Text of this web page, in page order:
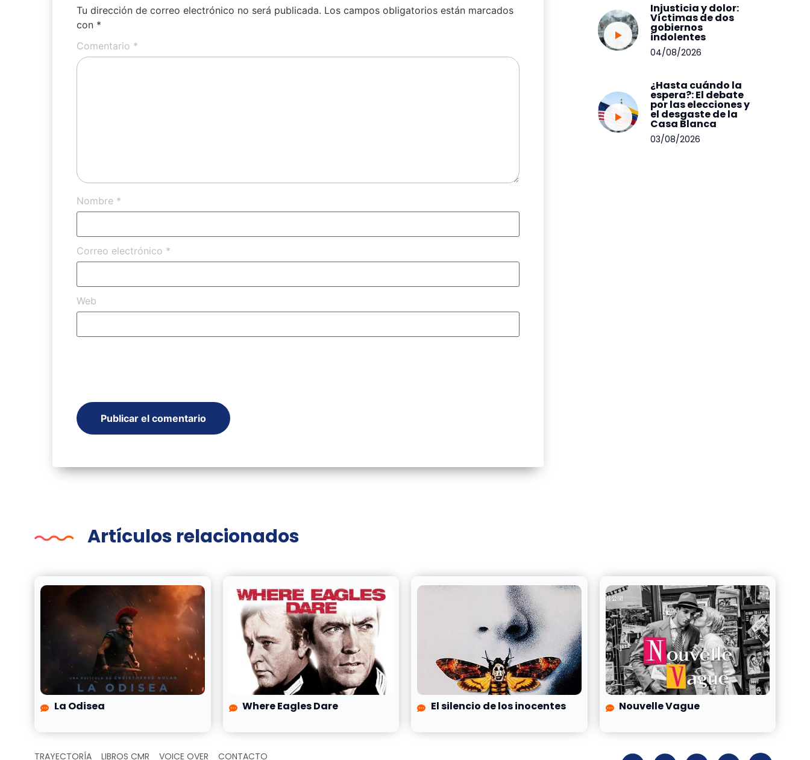
Tu dirección de correo electrónico no será publicada. Los campos obligatorios están marcados
con *
Comentario *
Nombre *
Correo electrónico *
Web
Injusticia y dolor:
Víctimas de dos
gobiernos
indolentes
04/08/2026
¿Hasta cuándo la
espera?: El debate
por las elecciones y
el desgaste de la
Casa Blanca
03/08/2026
Artículos relacionados
La Odisea Where Eagles Dare El silencio de los inocentes Nouvelle Vague
TRAYECTORÍA LIBROS CMR VOICE OVER CONTACTO